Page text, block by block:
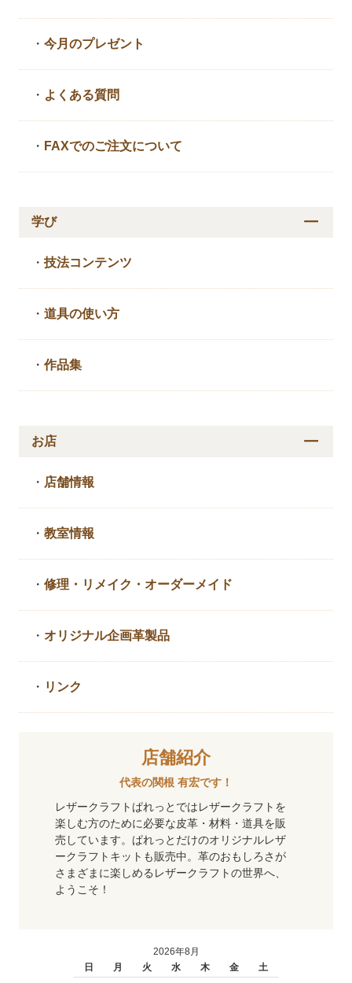
・今月のプレゼント
・ よくある質問
・ FAXでのご注文について
学び
・技法コンテンツ
・道具の使い方
・作品集
お店
・ 店舗情報
・教室情報
・修理・リメイク・ オーダーメイド
・ オリジナル企画革製品
・ リンク
店舗紹介
代表の関根 有宏です！
レザークラフトぱれっとではレザークラフトを
楽しむ方のために必要な皮革・材料・道具を販
売しています。ぱれっとだけのオリジナルレザ
ークラフトキットも販売中。革のおもしろさが
さまざまに楽しめるレザークラフトの世界へ、
ようこそ！
2026年8月
日
月 火 水 木 金
土